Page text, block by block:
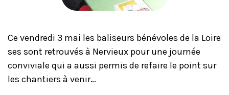
Ce vendredi 3 mai les baliseurs bénévoles de la Loire
ses sont retrouvés à Nervieux pour une journée
conviviale qui a aussi permis de refaire le point sur
les chantiers à venir…